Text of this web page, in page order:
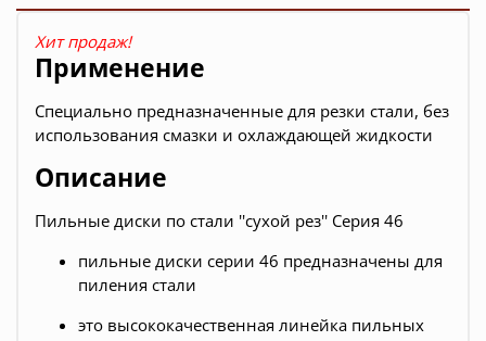
Хит продаж!
Применение
Специально предназначенные для резки стали, без
использования смазки и охлаждающей жидкости
Описание
Пильные диски по стали ''сухой рез'' Серия 46
пильные диски серии 46 предназначены для
пиления стали
это высококачественная линейка пильных